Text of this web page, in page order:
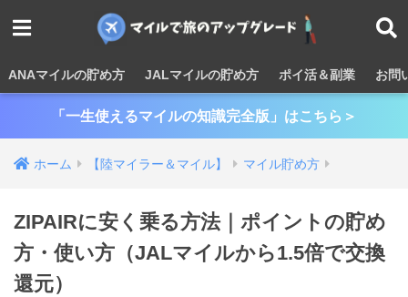
ANAマイルの貯め方 JALマイルの貯め方 ポイ活＆副業 お問
「一生使えるマイルの知識完全版」はこちら＞
ホーム 【陸マイラー＆マイル】 マイル貯め方
ZIPAIRに安く乗る方法｜ポイントの貯め
方・使い方（JALマイルから1.5倍で交換
還元）